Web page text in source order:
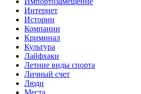
Интернет
Истории
Компании
Криминал
Культура
Лайфхаки
Летние виды спорта
Личный счет
Люди
Места